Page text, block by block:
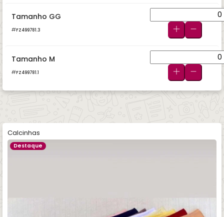
Tamanho GG
FZ499781.3
Tamanho M
FZ499781.1
Calcinhas
Destaque